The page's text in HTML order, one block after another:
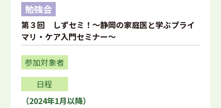
勉強会
第３回 しずセミ！～静岡の家庭医と学ぶプライ
マリ・ケア入門セミナー～
参加対象者
日程
（2024年1月以降）